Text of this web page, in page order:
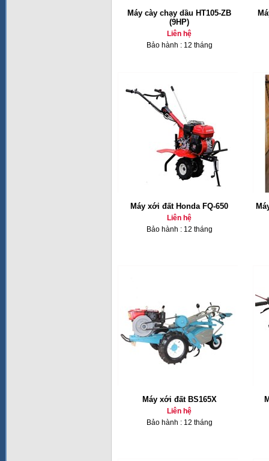
Máy cày chạy dầu HT105-ZB
(9HP)
Liên hệ
Bảo hành : 12 tháng
Máy xới đất Honda FQ-650
Liên hệ
Bảo hành : 12 tháng
Máy xới đất BS165X
Liên hệ
Bảo hành : 12 tháng